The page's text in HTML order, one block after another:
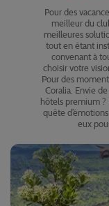
Pour des
meilleur du
meilleures
tout en étant
convenant à
choisir votre
Pour des
Coralia. Envie
hôtels premium ?
quête
eux